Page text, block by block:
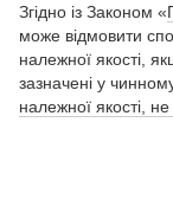
Згідно із Законом «
може відмовити
належної якості,
зазначені у
належної якості,